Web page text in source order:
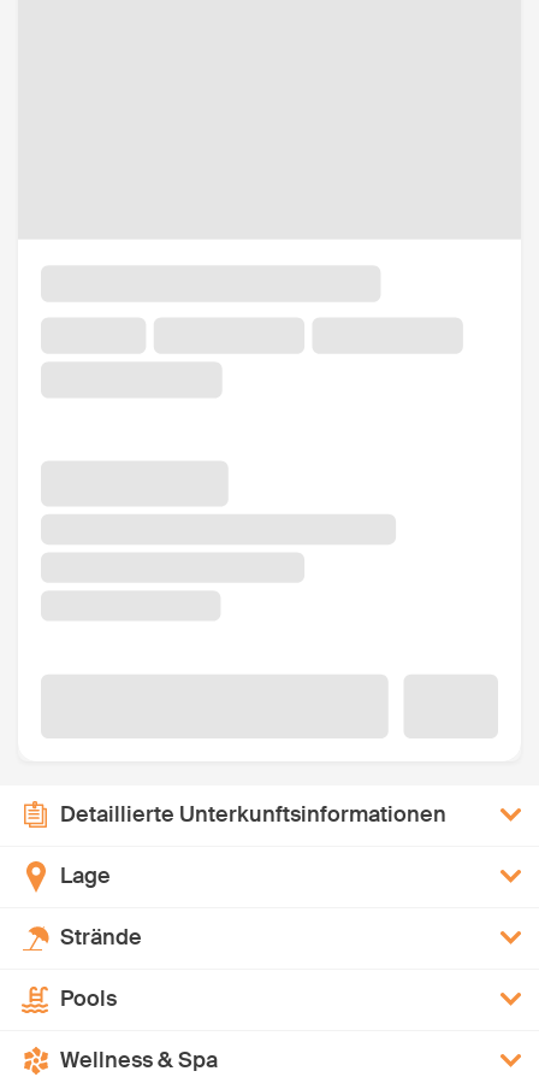
Detaillierte Unterkunftsinformationen
Lage
Strände
Pools
Wellness & Spa